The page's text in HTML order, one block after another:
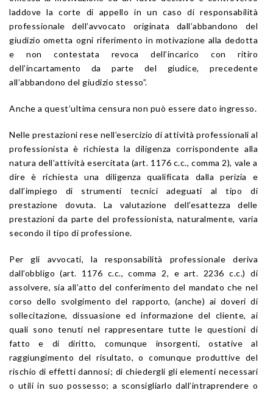
laddove la corte di appello in un caso di responsabilità
professionale dell’avvocato originata dall’abbandono del
giudizio ometta ogni riferimento in motivazione alla dedotta
e non contestata revoca dell’incarico con ritiro
dell’incartamento da parte del giudice, precedente
all’abbandono del giudizio stesso”.
Anche a quest’ultima censura non può essere dato ingresso.
Nelle prestazioni rese nell’esercizio di attività professionali al
professionista è richiesta la diligenza corrispondente alla
natura dell’attività esercitata (art. 1176 c.c., comma 2), vale a
dire è richiesta una diligenza qualificata dalla perizia e
dall’impiego di strumenti tecnici adeguati al tipo di
prestazione dovuta. La valutazione dell’esattezza delle
prestazioni da parte del professionista, naturalmente, varia
secondo il tipo di professione.
Per gli avvocati, la responsabilità professionale deriva
dall’obbligo (art. 1176 c.c., comma 2, e art. 2236 c.c.) di
assolvere, sia all’atto del conferimento del mandato che nel
corso dello svolgimento del rapporto, (anche) ai doveri di
sollecitazione, dissuasione ed informazione del cliente, ai
quali sono tenuti nel rappresentare tutte le questioni di
fatto e di diritto, comunque insorgenti, ostative al
raggiungimento del risultato, o comunque produttive del
rischio di effetti dannosi; di chiedergli gli elementi necessari
o utili in suo possesso; a sconsigliarlo dall’intraprendere o